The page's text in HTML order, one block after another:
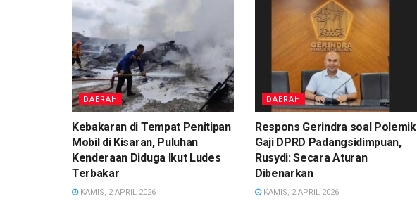
DAERAH
Kebakaran di Tempat Penitipan
Mobil di Kisaran, Puluhan
Kenderaan Diduga Ikut Ludes
Terbakar
KAMIS, 2 APRIL 2026
DAERAH
Respons Gerindra soal Polemik
Gaji DPRD Padangsidimpuan,
Rusydi: Secara Aturan
Dibenarkan
KAMIS, 2 APRIL 2026